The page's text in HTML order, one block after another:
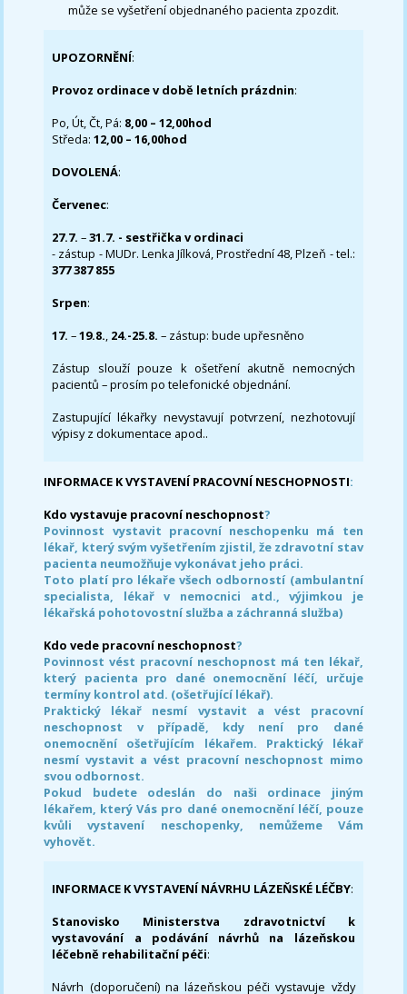
může se vyšetření objednaného pacienta zpozdit.
UPOZORNĚNÍ:
Provoz ordinace v době letních prázdnin:
Po, Út, Čt, Pá: 8,00 – 12,00hod
Středa:12,00 – 16,00hod
DOVOLENÁ:
Červenec:
27.7.–31.7. - sestřička v ordinaci
- zástup - MUDr. Lenka Jílková, Prostřední 48, Plzeň - tel.:
377 387 855
Srpen:
17. –19.8., 24.-25.8. – zástup: bude upřesněno
Zástup slouží pouze k ošetření akutně nemocných
pacientů – prosím po telefonické objednání.
Zastupující lékařky nevystavují potvrzení, nezhotovují
výpisy z dokumentace apod..
INFORMACE K VYSTAVENÍ PRACOVNÍ NESCHOPNOSTI:
Kdo vystavuje pracovní neschopnost?
Povinnost vystavit pracovní neschopenku má ten
lékař, který svým vyšetřením zjistil, že zdravotní stav
pacienta neumožňuje vykonávat jeho práci.
Toto platí pro lékaře všech odborností (ambulantní
specialista, lékař v nemocnici atd., výjimkou je
lékařská pohotovostní služba a záchranná služba)
Kdo vede pracovní neschopnost?
Povinnost vést pracovní neschopnost má ten lékař,
který pacienta pro dané onemocnění léčí, určuje
termíny kontrol atd. (ošetřující lékař).
Praktický lékař nesmí vystavit a vést pracovní
neschopnost v případě, kdy není pro dané
onemocnění ošetřujícím lékařem. Praktický lékař
nesmí vystavit a vést pracovní neschopnost mimo
svou odbornost.
Pokud budete odeslán do naši ordinace jiným
lékařem, který Vás pro dané onemocnění léčí, pouze
kvůli vystavení neschopenky, nemůžeme Vám
vyhovět.
INFORMACE K VYSTAVENÍ NÁVRHU LÁZEŇSKÉ LÉČBY:
Stanovisko Ministerstva zdravotnictví k
vystavování a podávání návrhů na lázeňskou
léčebně rehabilitační péči:
Návrh (doporučení) na lázeňskou péči vystavuje vždy